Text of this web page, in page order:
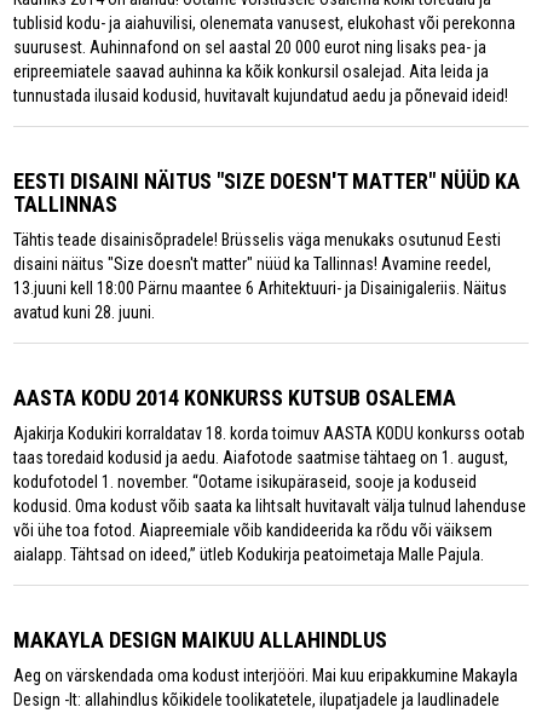
tublisid kodu- ja aiahuvilisi, olenemata vanusest, elukohast või perekonna
suurusest. Auhinnafond on sel aastal 20 000 eurot ning lisaks pea- ja
eripreemiatele saavad auhinna ka kõik konkursil osalejad. Aita leida ja
tunnustada ilusaid kodusid, huvitavalt kujundatud aedu ja põnevaid ideid!
EESTI DISAINI NÄITUS "SIZE DOESN'T MATTER" NÜÜD KA
TALLINNAS
Tähtis teade disainisõpradele! Brüsselis väga menukaks osutunud Eesti
disaini näitus "Size doesn't matter" nüüd ka Tallinnas! Avamine reedel,
13.juuni kell 18:00 Pärnu maantee 6 Arhitektuuri- ja Disainigaleriis. Näitus
avatud kuni 28. juuni.
AASTA KODU 2014 KONKURSS KUTSUB OSALEMA
Ajakirja Kodukiri korraldatav 18. korda toimuv AASTA KODU konkurss ootab
taas toredaid kodusid ja aedu. Aiafotode saatmise tähtaeg on 1. august,
kodufotodel 1. november. “Ootame isikupäraseid, sooje ja koduseid
kodusid. Oma kodust võib saata ka lihtsalt huvitavalt välja tulnud lahenduse
või ühe toa fotod. Aiapreemiale võib kandideerida ka rõdu või väiksem
aialapp. Tähtsad on ideed,” ütleb Kodukirja peatoimetaja Malle Pajula.
MAKAYLA DESIGN MAIKUU ALLAHINDLUS
Aeg on värskendada oma kodust interjööri. Mai kuu eripakkumine Makayla
Design -lt: allahindlus kõikidele toolikatetele, ilupatjadele ja laudlinadele